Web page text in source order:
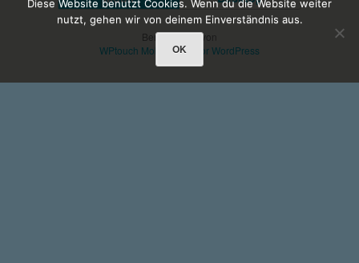
Bereitgestellt von
WPtouch Mobile Suite for WordPress
Diese Website benutzt Cookies. Wenn du die Website weiter
nutzt, gehen wir von deinem Einverständnis aus.
OK